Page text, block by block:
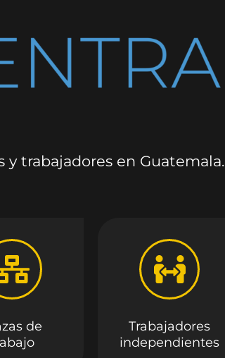
trabajadores en Guatemala.
de
Trabajadores
independientes